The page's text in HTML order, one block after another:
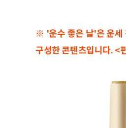
※ '운수 좋은 날'은 운세
구성한 콘텐츠입니다. <